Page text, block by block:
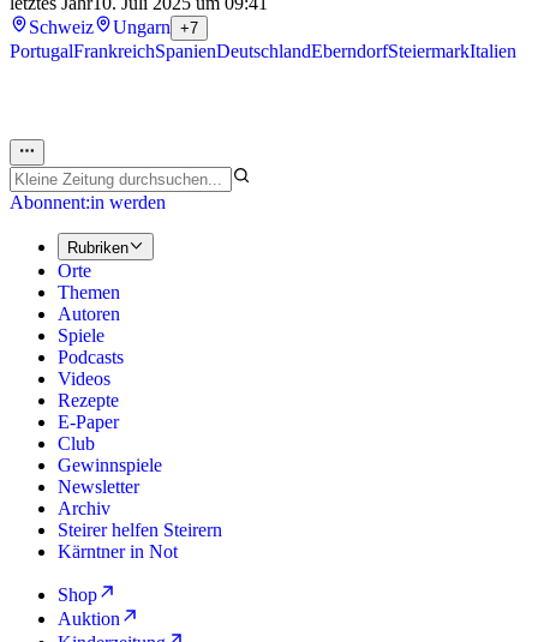
Schweiz
Ungarn +7
PortugalFrankreichSpanienDeutschlandEberndorfSteiermarkItalien
Abonnent:in werden
Rubriken
Orte
Themen
Autoren
Spiele
Podcasts
Videos
Rezepte
E-Paper
Club
Gewinnspiele
Newsletter
Archiv
Steirer helfen Steirern
Kärntner in Not
Shop
Auktion